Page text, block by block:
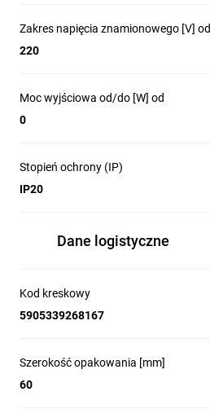
Zakres napięcia znamionowego [V] od
220
Moc wyjściowa od/do [W] od
0
Stopień ochrony (IP)
IP20
Dane logistyczne
Kod kreskowy
5905339268167
Szerokość opakowania [mm]
60